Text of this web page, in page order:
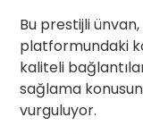
Bu prestijli
platformundaki
kaliteli
sağlama
vurguluyor.